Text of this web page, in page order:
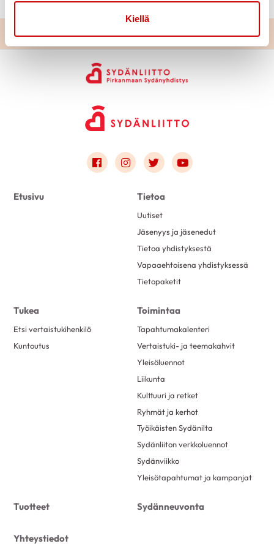
Kiellä
Link to facebook
Link to instagram
Link to twitterLink to youtube
Etusivu Tietoa
Uutiset
Jäsenyys ja jäsenedut
Tietoa yhdistyksestä
Vapaaehtoisena yhdistyksessä
Tietopaketit
Tukea
Etsi vertaistukihenkilö
Kuntoutus
Toimintaa
Tapahtumakalenteri
Vertaistuki- ja teemakahvit
Yleisöluennot
Liikunta
Kulttuuri ja retket
Ryhmät ja kerhot
Työikäisten Sydänilta
Sydänliiton verkkoluennot
Sydänviikko
Yleisötapahtumat ja kampanjat
Tuotteet Sydänneuvonta
Yhteystiedot